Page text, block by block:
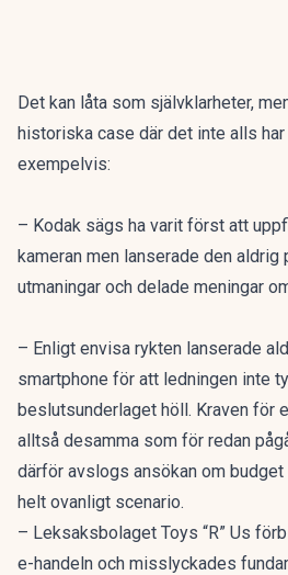
Det kan låta som självklarheter,
historiska case där det inte alls
exempelvis:
– Kodak sägs ha varit först att
kameran men lanserade den aldrig
utmaningar och delade meningar
– Enligt envisa rykten lanserade
smartphone för att ledningen inte
beslutsunderlaget höll. Kraven för
alltså desamma som för redan
därför avslogs ansökan om budget
helt ovanligt scenario.
– Leksaksbolaget Toys “R” Us
e-handeln och misslyckades